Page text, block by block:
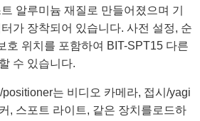
알루미늄 재질로 만들어졌으며 기
가 장착되어 있습니다. 사전 설정, 순
호 위치를 포함하여 BIT-SPT15 다른
수 있습니다.
는 비디오 카메라, 접시/yagi
, 스포트 라이트, 같은 장치를로드하